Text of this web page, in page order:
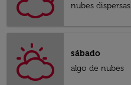
nubes dispersas
sábado
algo de nubes